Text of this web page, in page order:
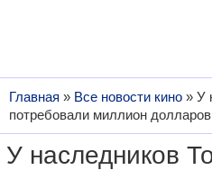
Главная » Все новости кино » У
потребовали миллион долларов
У наследников